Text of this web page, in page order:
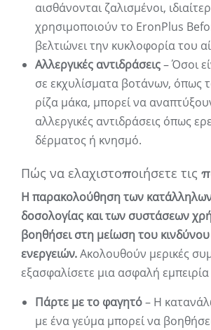
αισθάνονται ζαλισμένοι,
χρησιμοποιούν το EronPlus
βελτιώνει την κυκλοφορία του
Αλλεργικές αντιδράσεις– Όσοι
σε εκχυλίσματα βοτάνων, όπως
ρίζα μάκα, μπορεί να
αλλεργικές αντιδράσεις όπως
δέρματος ή κνησμό.
Πώς να ελαχιστοποιήσετε τις
Η παρακολούθηση των
δοσολογίας και των συστάσεων
βοηθήσει στη μείωση του
ενεργειών.Ακολουθούν μερικές
εξασφαλίσετε μια ασφαλή
Πάρτε με το φαγητό– Η
με ένα γεύμα μπορεί να